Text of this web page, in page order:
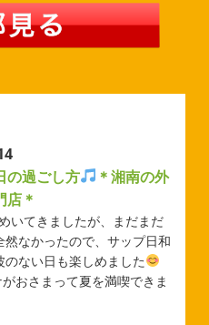
例年より過ごしやすい気温が
でしょうか？ 先日は毎年恒
運動になりました
...
・小田原外壁塗装専門店
先日は試合の応援に行ったの
います
今シーズン初の応
クチさんにも会えました
願いいたします
の過ごし方
＊湘南の外
店＊
いてきましたが、まだまだ
然なかったので、サップ日和
ない日も楽しめました
おさまって夏を満喫できま